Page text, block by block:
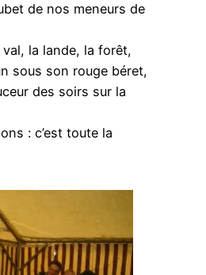
de nos meneurs de
val, la lande, la forêt,
sous son rouge béret,
des soirs sur la
: c’est toute la